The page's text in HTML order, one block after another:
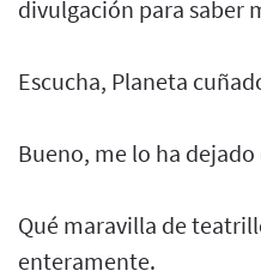
divulgación para saber
Escucha, Planeta
Bueno, me lo ha
Qué maravilla de
enteramente.